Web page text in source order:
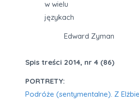
w wielu
językach
Edward Zyman
Spis treści 2014, nr 4 (86)
PORTRETY:
Podróże (sentymentalne). Z